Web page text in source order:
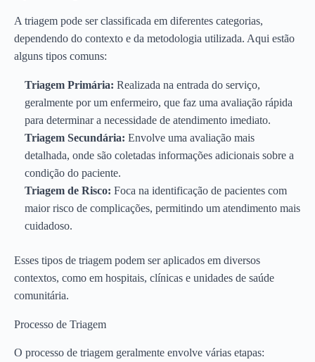
A triagem pode ser classificada em diferentes categorias,
dependendo do contexto e da metodologia utilizada. Aqui estão
alguns tipos comuns:
Triagem Primária: Realizada na entrada do serviço,
geralmente por um enfermeiro, que faz uma avaliação rápida
para determinar a necessidade de atendimento imediato.
Triagem Secundária: Envolve uma avaliação mais
detalhada, onde são coletadas informações adicionais sobre a
condição do paciente.
Triagem de Risco: Foca na identificação de pacientes com
maior risco de complicações, permitindo um atendimento mais
cuidadoso.
Esses tipos de triagem podem ser aplicados em diversos
contextos, como em hospitais, clínicas e unidades de saúde
comunitária.
Processo de Triagem
O processo de triagem geralmente envolve várias etapas: